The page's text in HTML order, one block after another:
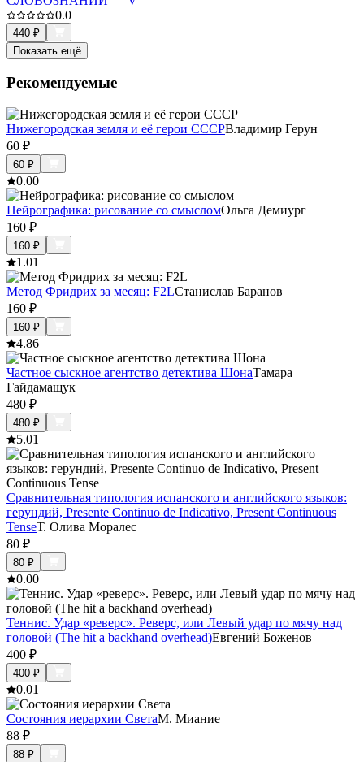
0.0
440 ₽
Показать ещё
Рекомендуемые
Нижегородская земля и её герои СССРВладимир Герун
60 ₽
60 ₽
0.00
Нейрографика: рисование со смысломОльга Демиург
160 ₽
160 ₽
1.01
Метод Фридрих за месяц: F2LСтанислав Баранов
160 ₽
160 ₽
4.86
Частное сыскное агентство детектива ШонаТамара
Гайдамащук
480 ₽
480 ₽
5.01
Сравнительная типология испанского и английского языков:
герундий, Presente Continuo de Indicativo, Present Continuous
TenseТ. Олива Моралес
80 ₽
80 ₽
0.00
Теннис. Удар «реверс». Реверс, или Левый удар по мячу над
головой (The hit a backhand overhead)Евгений Боженов
400 ₽
400 ₽
0.01
Состояния иерархии СветаМ. Миание
88 ₽
88 ₽